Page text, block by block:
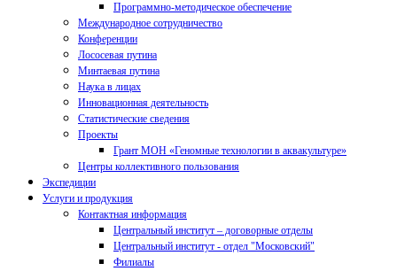
Программно-методическое обеспечение
Международное сотрудничество
Конференции
Лососевая путина
Минтаевая путина
Наука в лицах
Инновационная деятельность
Статистические сведения
Проекты
Грант МОН «Геномные технологии в аквакультуре»
Центры коллективного пользования
Экспедиции
Услуги и продукция
Контактная информация
Центральный институт – договорные отделы
Центральный институт - отдел "Московский"
Филиалы